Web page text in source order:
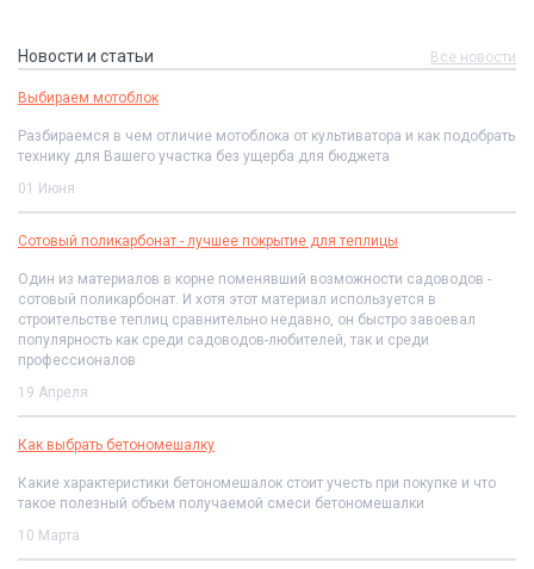
Новости и статьи Все новости
Выбираем мотоблок
Разбираемся в чем отличие мотоблока от культиватора и как подобрать
технику для Вашего участка без ущерба для бюджета
01 Июня
Сотовый поликарбонат - лучшее покрытие для теплицы
Один из материалов в корне поменявший возможности садоводов -
сотовый поликарбонат. И хотя этот материал используется в
строительстве теплиц сравнительно недавно, он быстро завоевал
популярность как среди садоводов-любителей, так и среди
профессионалов
19 Апреля
Как выбрать бетономешалку
Какие характеристики бетономешалок стоит учесть при покупке и что
такое полезный объем получаемой смеси бетономешалки
10 Марта